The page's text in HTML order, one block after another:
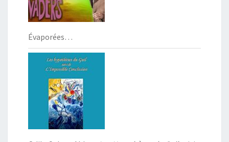
Évaporées…